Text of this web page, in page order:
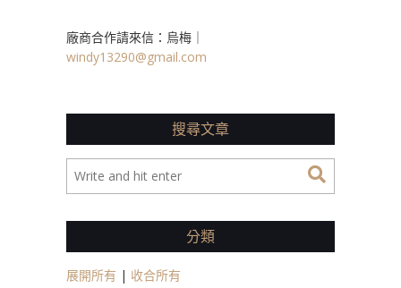
廠商合作請來信：烏梅｜
windy13290@gmail.com
搜尋文章
分類
展開所有 | 收合所有